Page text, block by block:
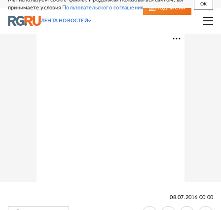
принимаете условия Пользовательского соглашения
OK
СВЕЖИЙ НОМЕР ПОДПИСКА
ЛЕНТА НОВОСТЕЙ
08.07.2016 00:00